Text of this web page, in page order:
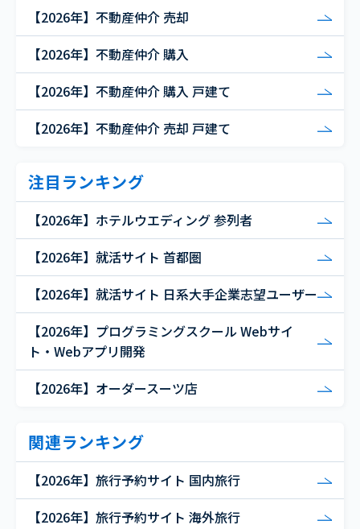
【2026年】不動産仲介 売却
【2026年】不動産仲介 購入
【2026年】不動産仲介 購入 戸建て
【2026年】不動産仲介 売却 戸建て
注目ランキング
【2026年】ホテルウエディング 参列者
【2026年】就活サイト 首都圏
【2026年】就活サイト 日系大手企業志望ユーザー
【2026年】プログラミングスクール Webサイ
ト・Webアプリ開発
【2026年】オーダースーツ店
関連ランキング
【2026年】旅行予約サイト 国内旅行
【2026年】旅行予約サイト 海外旅行